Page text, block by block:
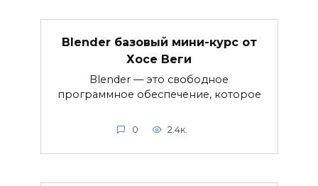
Blender базовый мини-курс от
Хосе Веги
Blender — это свободное
программное обеспечение, которое
0 2.4к.